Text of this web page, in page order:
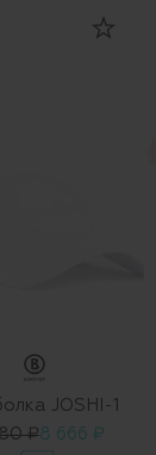
JOSHI-1
₽8 666 ₽